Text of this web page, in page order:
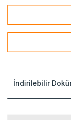
İndirilebilir